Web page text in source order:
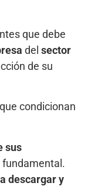
que debe
del sector
de su
que condicionan
sus
descargar y